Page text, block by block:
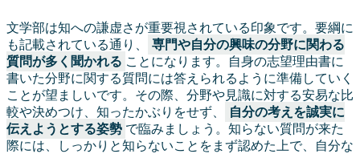
文学部は知への謙虚さが重要視されている印象です。要綱に
も記載されている通り、
専門や自分の興味の分野に関わる
質問が多く聞かれる ことになります。自身の志望理由書に
書いた分野に関する質問には答えられるように準備していく
ことが望ましいです。その際、分野や見識に対する安易な比
較や決めつけ、知ったかぶりをせず、
自分の考えを誠実に
伝えようとする姿勢 で臨みましょう。知らない質問が来た
際には、しっかりと知らないことをまず認めた上で、自分な